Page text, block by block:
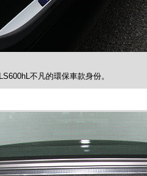
不凡的環保車款身份。